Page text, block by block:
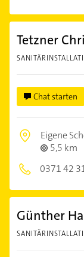
Tetzner
Chat starten
Eigene
5,5 km
0371 42
Günther